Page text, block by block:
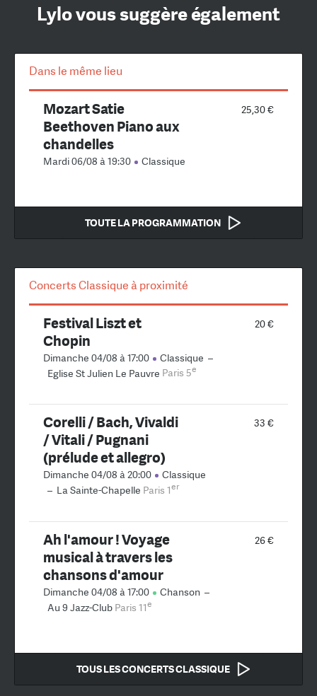
Lylo vous suggère également
Dans le même lieu
25,30 €
Mozart Satie
Beethoven Piano aux
chandelles
Mardi 06/08 à 19:30 Classique
TOUTE LA PROGRAMMATION
Concerts Classique à proximité
20 €
Festival Liszt et
Chopin
Dimanche 04/08 à 17:00 Classique –
Eglise St Julien Le Pauvre Paris 5e
33 €
Corelli / Bach, Vivaldi
/ Vitali / Pugnani
(prélude et allegro)
Dimanche 04/08 à 20:00
Classique
– La Sainte-Chapelle Paris 1er
26 €
Ah l'amour ! Voyage
musical à travers les
chansons d'amour
Dimanche 04/08 à 17:00 Chanson –
Au 9 Jazz-Club Paris 11e
TOUS LES CONCERTS CLASSIQUE